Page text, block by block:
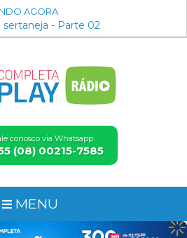
AGORA
sertaneja - Parte 02
conosco via Whatsapp:
(08) 00215-7585
MENU